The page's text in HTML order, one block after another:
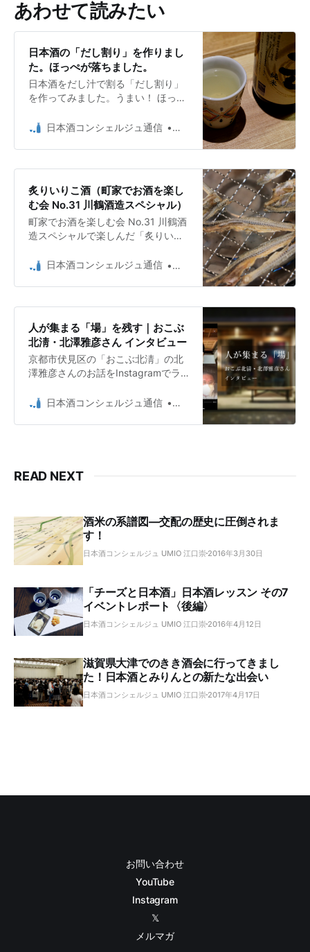
あわせて読みたい
日本酒の「だし割り」を作りまし
た。ほっぺが落ちました。
日本酒をだし汁で割る「だし割り」
を作ってみました。うまい！ ほっぺ
果を実感しました。
日本酒コンシェルジュ通信 日本酒コンシェルジュ Umio
炙りいりこ酒（町家でお酒を楽し
む会 No.31 川鶴酒造スペシャル）
町家でお酒を楽しむ会 No.31 川鶴酒
造スペシャルで楽しんだ「炙りいり
るおいしさの飲み方です。
日本酒コンシェルジュ通信 日本酒コンシェルジュ Umio
人が集まる「場」を残す｜おこぶ
北淸・北澤雅彦さん インタビュー
京都市伏見区の「おこぶ北淸」の北
澤雅彦さんのお話をInstagramでラ
ンタビューした内容と合わせてご紹
日本酒コンシェルジュ通信 日本酒コンシェルジュ Umio
READ NEXT
酒米の系譜図―交配の歴史に圧倒されま
す！
日本酒コンシェルジュ UMIO 江口崇 2016年3月30日
「チーズと日本酒」日本酒レッスン その7
イベントレポート〈後編〉
日本酒コンシェルジュ UMIO 江口崇 2016年4月12日
滋賀県大津でのきき酒会に行ってきまし
た！日本酒とみりんとの新たな出会い
日本酒コンシェルジュ UMIO 江口崇 2017年4月17日
お問い合わせ
YouTube
Instagram
𝕏
メルマガ